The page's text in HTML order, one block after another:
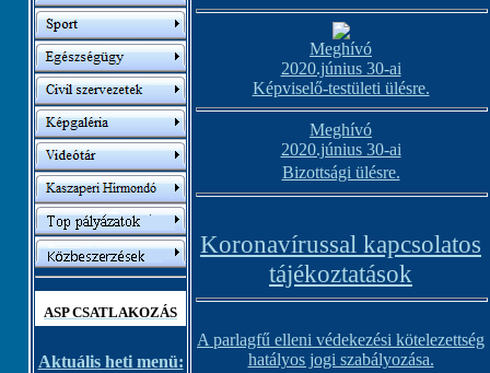
ASP CSATLAKOZÁS
Aktuális heti menü:
Meghívó
2020.június 30-ai
Képviselő-testületi ülésre.
Meghívó
2020.június 30-ai
Bizottsági ülésre.
Koronavírussal kapcsolatos
tájékoztatások
A parlagfű elleni védekezési kötelezettség
hatályos jogi szabályozása.